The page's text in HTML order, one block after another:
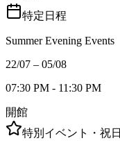
特定日程
Summer Evening Events
22/07 – 05/08
07:30 PM - 11:30 PM
開館
特別イベント・祝日